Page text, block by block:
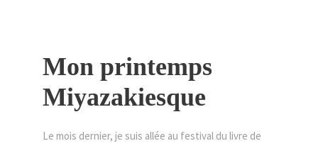
Mon printemps
Miyazakiesque
Le mois dernier, je suis allée au festival du livre de